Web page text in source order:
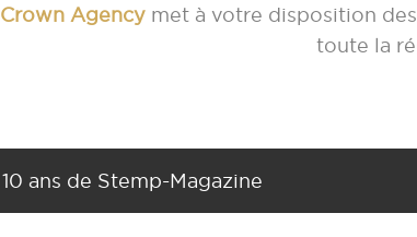
Crown Agencymet à votre disposition
toute la
10 ans de Stemp-Magazine